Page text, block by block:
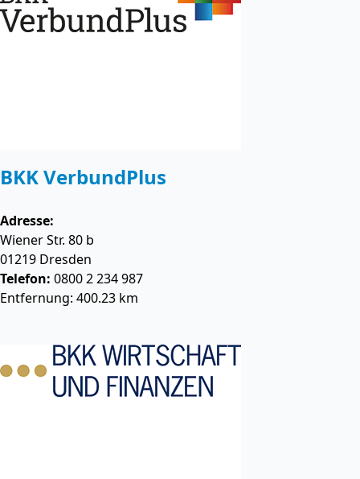
BKK VerbundPlus
Adresse:
Wiener Str. 80 b
01219 Dresden
Telefon: 0800 2 234 987
Entfernung: 400.23 km